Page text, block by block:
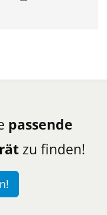
passende
zu finden!